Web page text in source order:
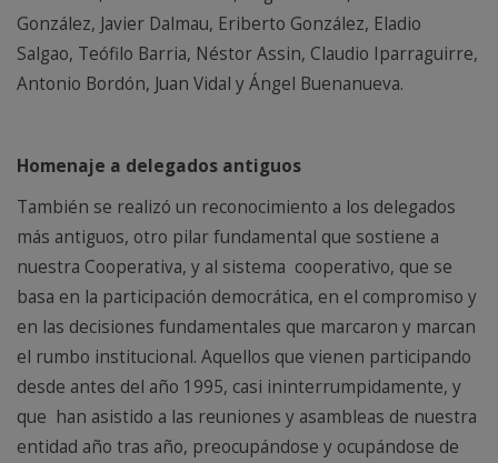
González, Javier Dalmau, Eriberto González, Eladio
Salgao, Teófilo Barria, Néstor Assin, Claudio Iparraguirre,
Antonio Bordón, Juan Vidal y Ángel Buenanueva.
Homenaje a delegados antiguos
También se realizó un reconocimiento a los delegados
más antiguos, otro pilar fundamental que sostiene a
nuestra Cooperativa, y al sistema cooperativo, que se
basa en la participación democrática, en el compromiso y
en las decisiones fundamentales que marcaron y marcan
el rumbo institucional. Aquellos que vienen participando
desde antes del año 1995, casi ininterrumpidamente, y
que han asistido a las reuniones y asambleas de nuestra
entidad año tras año, preocupándose y ocupándose de